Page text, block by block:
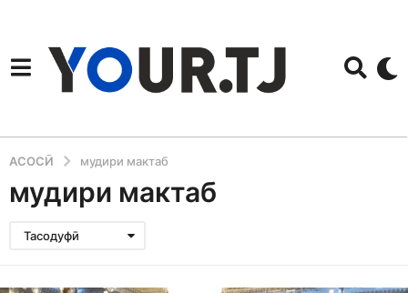
АСОСӢ мудири мактаб
мудири мактаб
Тасодуфӣ